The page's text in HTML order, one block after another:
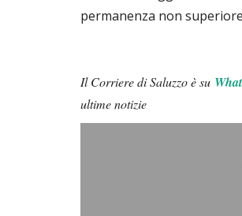
permanenza non
Il Corriere di Saluzzo è su
ultime notizie